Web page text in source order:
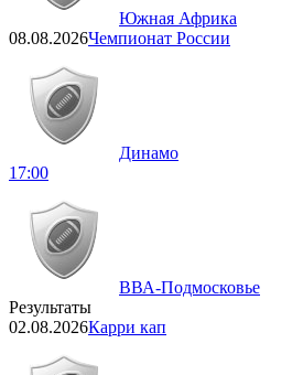
Южная Африка
08.08.2026Чемпионат России
Динамо
17:00
ВВА-Подмосковье
Результаты
02.08.2026Карри кап